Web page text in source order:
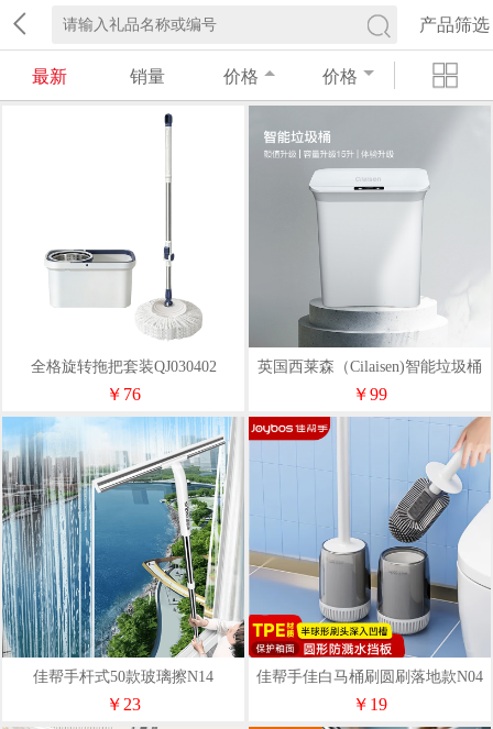
产品筛选
最新 销量 价格 价格
全格旋转拖把套装QJ030402
￥76
英国西莱森（Cilaisen)智能垃圾桶
CP-ST2
￥99
佳帮手杆式50款玻璃擦N14
￥23
佳帮手佳白马桶刷圆刷落地款N04
￥19